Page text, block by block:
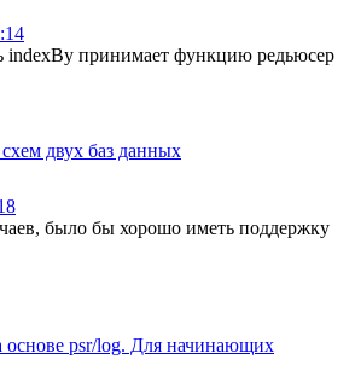
indexBy принимает функцию редьюсер
двух баз данных
было бы хорошо иметь поддержку
psr/log. Для начинающих